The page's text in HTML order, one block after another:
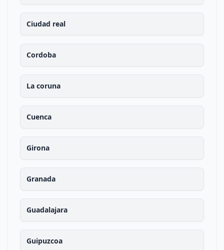
Ciudad real
Cordoba
La coruna
Cuenca
Girona
Granada
Guadalajara
Guipuzcoa